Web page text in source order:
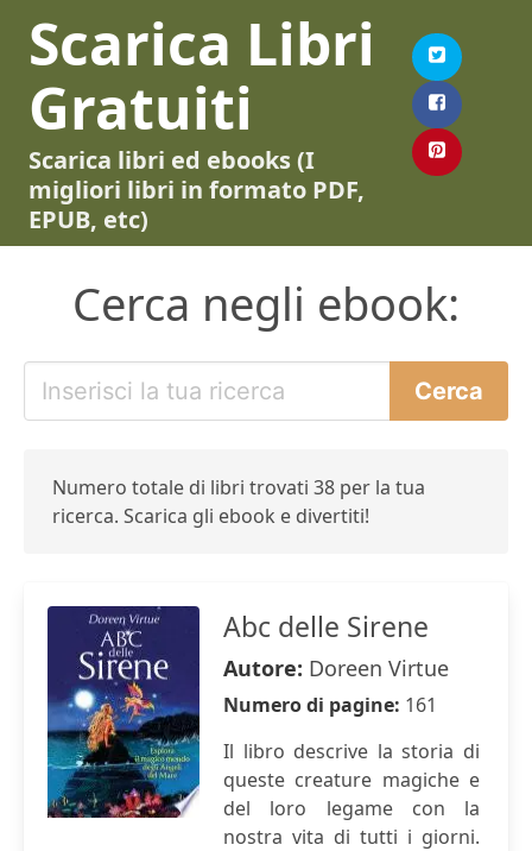
Scarica Libri
Gratuiti
Scarica libri ed ebooks (I
migliori libri in formato PDF,
EPUB, etc)
Cerca negli ebook:
Numero totale di libri trovati 38 per la tua
ricerca. Scarica gli ebook e divertiti!
Abc delle Sirene
Autore: Doreen Virtue
Numero di pagine: 161
Il libro descrive la storia di
queste creature magiche e
del loro legame con la
nostra vita di tutti i giorni.